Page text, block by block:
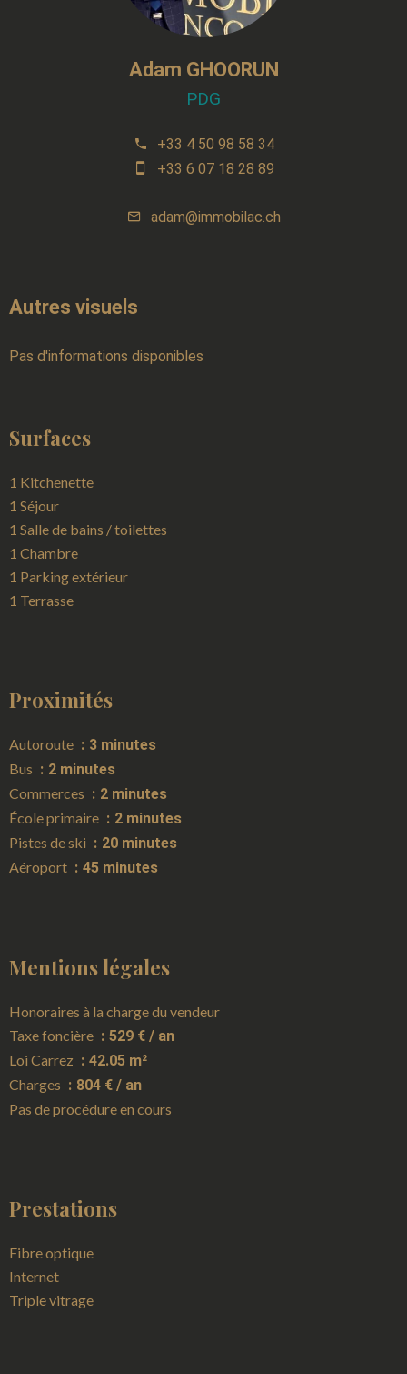
Adam GHOORUN
PDG
+33 4 50 98 58 34
+33 6 07 18 28 89
adam@immobilac.ch
Autres visuels
Pas d'informations disponibles
Surfaces
1 Kitchenette
1 Séjour
1 Salle de bains / toilettes
1 Chambre
1 Parking extérieur
1 Terrasse
Proximités
Autoroute
3 minutes
Bus
2 minutes
Commerces
2 minutes
École primaire
2 minutes
Pistes de ski
20 minutes
Aéroport
45 minutes
Mentions légales
Honoraires à la charge du vendeur
Taxe foncière
529 € / an
Loi Carrez
42.05 m²
Charges
804 € / an
Pas de procédure en cours
Prestations
Fibre optique
Internet
Triple vitrage